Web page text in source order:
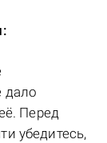
дало
Перед
убедитесь,